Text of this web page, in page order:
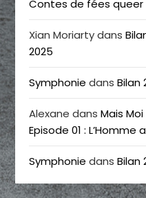
Contes de fées queer
Xian Moriartydans
2025
Symphonie dansBilan
Alexane dansMais Moi
Episode 01 : L’Homme
Symphonie dansBilan